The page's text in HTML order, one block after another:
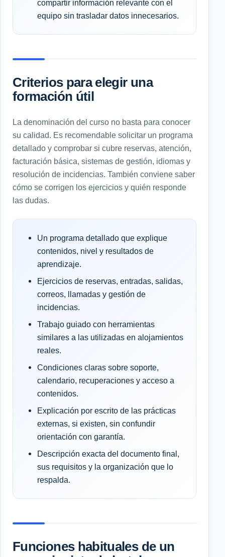
compartir información relevante con el
equipo sin trasladar datos innecesarios.
Criterios para elegir una
formación útil
La denominación del curso no basta para conocer
su calidad. Es recomendable solicitar un programa
detallado y comprobar si cubre reservas, atención,
facturación básica, sistemas de gestión, idiomas y
resolución de incidencias. También conviene saber
cómo se corrigen los ejercicios y quién responde
las dudas.
Un programa detallado que explique
contenidos, nivel y resultados de
aprendizaje.
Ejercicios de reservas, entradas, salidas,
correos, llamadas y gestión de
incidencias.
Trabajo guiado con herramientas
similares a las utilizadas en alojamientos
reales.
Condiciones claras sobre soporte,
calendario, recuperaciones y acceso a
contenidos.
Explicación por escrito de las prácticas
externas, si existen, sin confundir
orientación con garantía.
Descripción exacta del documento final,
sus requisitos y la organización que lo
respalda.
Funciones habituales de un